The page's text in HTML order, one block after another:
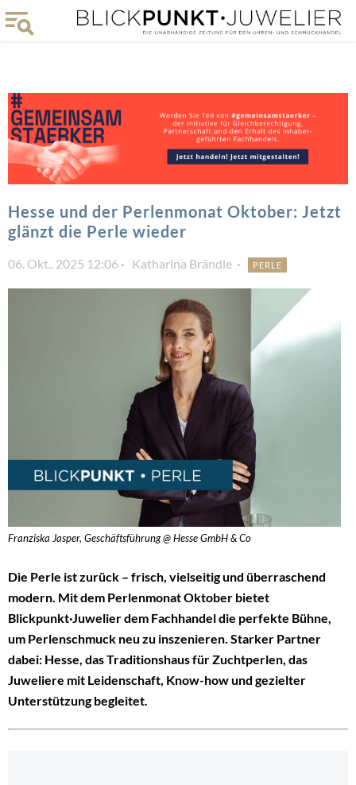
Hesse und der Perlenmonat Oktober: Jetzt
glänzt die Perle wieder
06. Okt.. 2025 12:06 Katharina Brändle PERLE
Franziska Jasper, Geschäftsführung @ Hesse GmbH & Co
Die Perle ist zurück – frisch, vielseitig und überraschend
modern. Mit dem Perlenmonat Oktober bietet
Blickpunkt·Juwelier dem Fachhandel die perfekte Bühne,
um Perlenschmuck neu zu inszenieren. Starker Partner
dabei: Hesse, das Traditionshaus für Zuchtperlen, das
Juweliere mit Leidenschaft, Know-how und gezielter
Unterstützung begleitet.